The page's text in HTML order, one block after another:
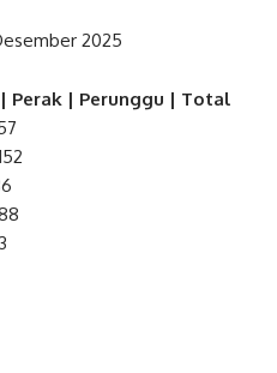
2025
Perak | Perunggu | Total